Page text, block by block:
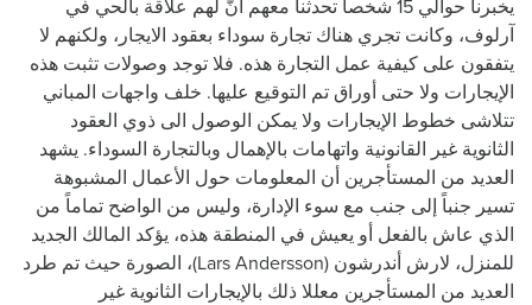
يخبرنا حوالي 15 شخصاً تحدثنا معهم أنَّ لهم علاقة بالحي في
آرلوف، وكانت تجري هناك تجارة سوداء بعقود الايجار، ولكنهم لا
يتفقون على كيفية عمل التجارة هذه. فلا توجد وصولات تثبت هذه
الإيجارات ولا حتى أوراق تم التوقيع عليها. خلف واجهات المباني
تتلاشى خطوط الإيجارات ولا يمكن الوصول الى ذوي العقود
الثانوية غير القانونية واتهامات بالإهمال وبالتجارة السوداء. يشهد
العديد من المستأجرين أن المعلومات حول الأعمال المشبوهة
تسير جنباً إلى جنب مع سوء الإدارة، وليس من الواضح تماماً من
الذي عاش بالفعل أو يعيش في المنطقة هذه، يؤكد المالك الجديد
للمنزل، لارش أندرشون (Lars Andersson)، الصورة حيث تم طرد
العديد من المستأجرين معللا ذلك بالإيجارات الثانوية غير